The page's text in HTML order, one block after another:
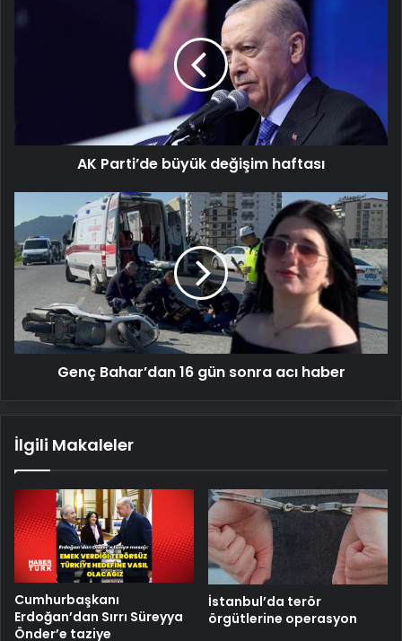
Parti’de
büyük
AK Parti’de büyük değişim haftası
Bahar’dan
16
gün
haber
Genç Bahar’dan 16 gün sonra acı haber
İlgili Makaleler
Cumhurbaşkanı
Erdoğan’dan Sırrı Süreyya
Önder’e taziye
İstanbul’da terör
örgütlerine operasyon